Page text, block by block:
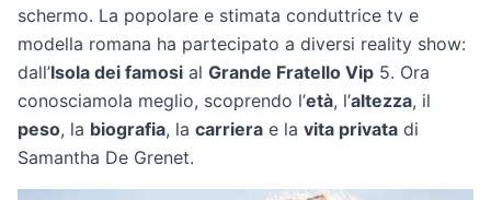
schermo. La popolare e stimata conduttrice tv e
modella romana ha partecipato a diversi reality show:
dall’Isola dei famosi al Grande Fratello Vip 5. Ora
conosciamola meglio, scoprendo l’età, l’altezza, il
peso, la biografia, la carriera e la vita privata di
Samantha De Grenet.